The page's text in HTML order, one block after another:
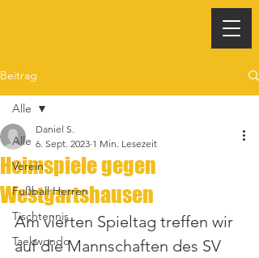
Beitrag
Alle
Verein
Fußball Herren
Tischtennis
Taekwondo
Alle
Heimspiele gegen
Westgartshausen
Daniel S.
6. Sept. 2023 1 Min. Lesezeit
Am vierten Spieltag treffen wir
auf die Mannschaften des SV